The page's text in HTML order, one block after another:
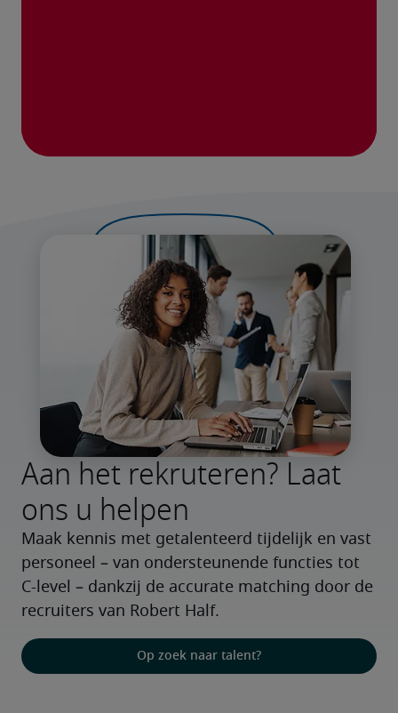
Aan het rekruteren? Laat
ons u helpen
Maak kennis met getalenteerd tijdelijk en vast
personeel – van ondersteunende functies tot
C-level – dankzij de accurate matching door de
recruiters van Robert Half.
Op zoek naar talent?